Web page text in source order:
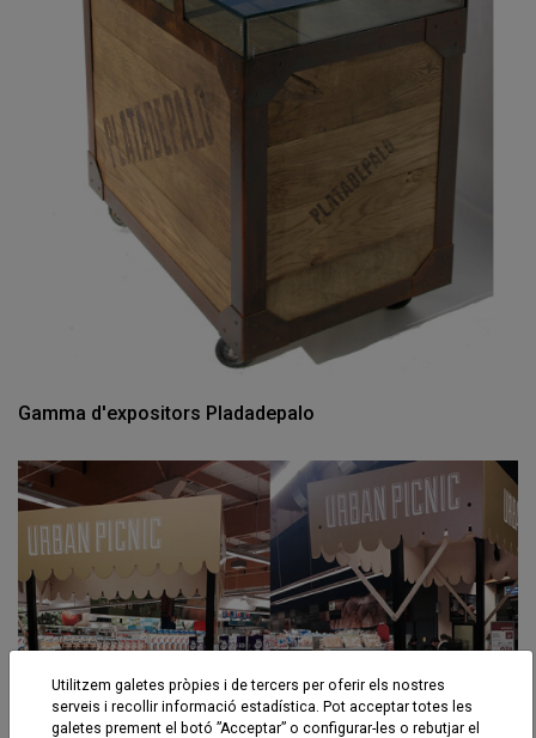
Gamma d'expositors Pladadepalo
Utilitzem galetes pròpies i de tercers per oferir els nostres
serveis i recollir informació estadística. Pot acceptar totes les
galetes prement el botó ”Acceptar” o configurar-les o rebutjar el